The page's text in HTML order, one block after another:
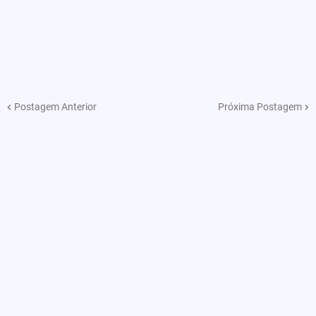
Postagem Anterior Próxima Postagem